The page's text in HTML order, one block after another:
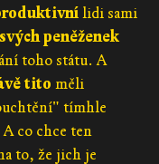
lidi sami
peněženek
toho státu. A
tito měli
tímhle
co chce ten
to, že jich je